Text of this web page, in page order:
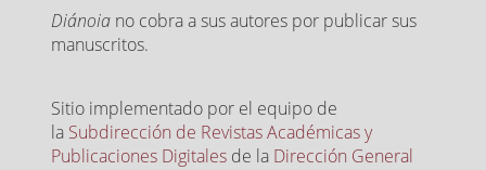
Diánoia no cobra a sus autores por publicar sus
manuscritos.
Sitio implementado por el equipo de
la Subdirección de Revistas Académicas y
Publicaciones Digitales de la Dirección General